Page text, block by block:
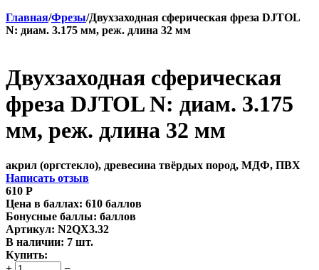
Главная/Фрезы/Двухзаходная сферическая фреза DJTOL
N: диам. 3.175 мм, реж. длина 32 мм
Двухзаходная сферическая
фреза DJTOL N: диам. 3.175
мм, реж. длина 32 мм
акрил (оргстекло), древесина твёрдых пород, МДФ, ПВХ
Написать отзыв
610 Р
Цена в баллах: 610 баллов
Бонусные баллы: баллов
Артикул: N2QX3.32
В наличии: 7 шт.
Купить: